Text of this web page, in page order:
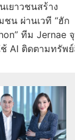
เยาวชนสร้าง
น ผ่านเวที “ฮัก
ทีม Jernae
AI ติดตามทรัพ